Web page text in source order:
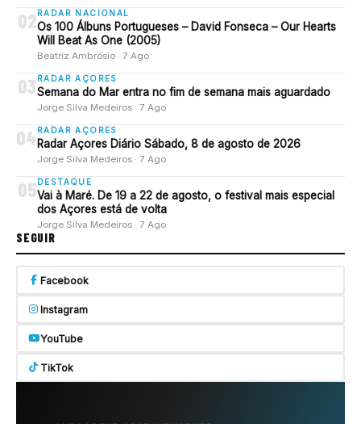
02 RADAR NACIONAL
Os 100 Álbuns Portugueses – David Fonseca – Our Hearts
Will Beat As One (2005)
Beatriz Ambrósio · 7 Ago
03 RADAR AÇORES
Semana do Mar entra no fim de semana mais aguardado
Jorge Silva Medeiros · 7 Ago
04 RADAR AÇORES
Radar Açores Diário Sábado, 8 de agosto de 2026
Jorge Silva Medeiros · 7 Ago
05 DESTAQUE
Vai à Maré. De 19 a 22 de agosto, o festival mais especial
dos Açores está de volta
Jorge Silva Medeiros · 7 Ago
SEGUIR
Facebook
Instagram
YouTube
TikTok